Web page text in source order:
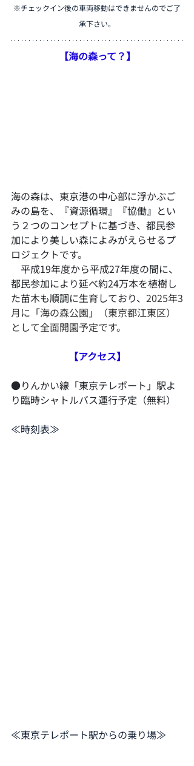
※チェックイン後の車両移動はできませんのでご了
承下さい。
【海の森って？】
海の森は、東京港の中心部に浮かぶご
みの島を、『資源循環』『協働』とい
う２つのコンセプトに基づき、都民参
加により美しい森によみがえらせるプ
ロジェクトです。
平成19年度から平成27年度の間に、
都民参加により延べ約24万本を植樹し
た苗木も順調に生育しており、 2025年3
月に「海の森公園」（東京都江東区）
として全面開園予定です。
【アクセス】
●りんかい線「東京テレポート」駅よ
り臨時シャトルバス運行予定（無料）
≪時刻表≫
≪東京テレポート駅からの乗り場≫